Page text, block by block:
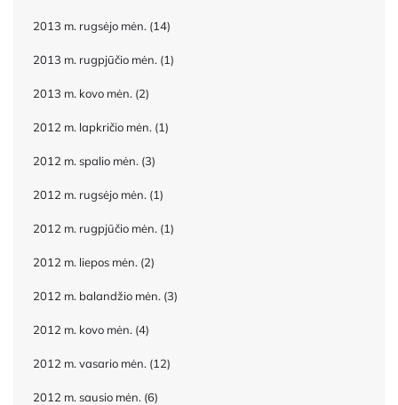
2013 m. rugsėjo mėn. (14)
2013 m. rugpjūčio mėn. (1)
2013 m. kovo mėn. (2)
2012 m. lapkričio mėn. (1)
2012 m. spalio mėn. (3)
2012 m. rugsėjo mėn. (1)
2012 m. rugpjūčio mėn. (1)
2012 m. liepos mėn. (2)
2012 m. balandžio mėn. (3)
2012 m. kovo mėn. (4)
2012 m. vasario mėn. (12)
2012 m. sausio mėn. (6)